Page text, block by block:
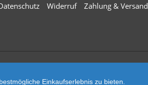
Widerruf Zahlung & Versand
Einkaufserlebnis zu bieten.